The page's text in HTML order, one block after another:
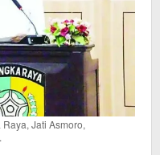
Jati Asmoro,